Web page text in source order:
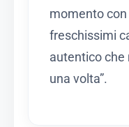
momento
freschissimi
autentico che
una volta”.